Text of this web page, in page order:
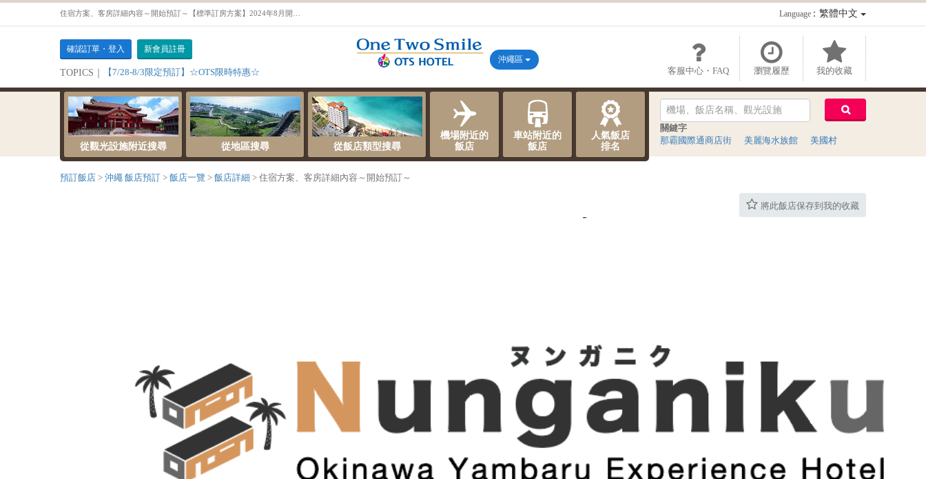
Language：繁體中文
確認訂單・登入 新會員註冊
TOPICS｜ 【7/28-8/3限定預訂】☆OTS限時特惠☆ 客服中心・FAQ 瀏覽履歷 我的收藏
沖繩區
從觀光設施附近搜尋 從地區搜尋 從飯店類型搜尋
機場附近的
飯店
車站附近的
飯店
人氣飯店
排名
關鍵字
那霸國際通商店街
美麗海水族館 美國村
預訂飯店 沖繩 飯店預訂 飯店一覽 飯店詳細 住宿方案、客房詳細內容～開始預訂～
將此飯店保存到我的收藏